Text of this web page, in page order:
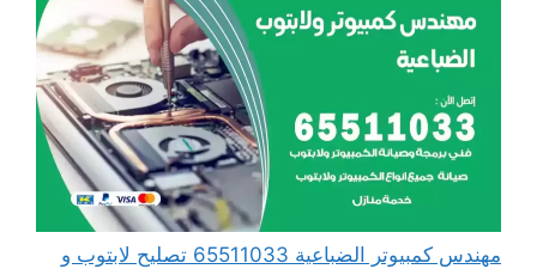
مهندس كمبيوتر الضباعية 65511033 تصليح لابتوب و